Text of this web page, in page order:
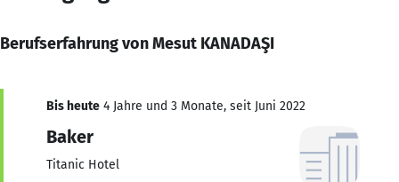
Berufserfahrung von Mesut KANADAŞI
Bis heute 4 Jahre und 3 Monate, seit Juni 2022
Baker
Titanic Hotel